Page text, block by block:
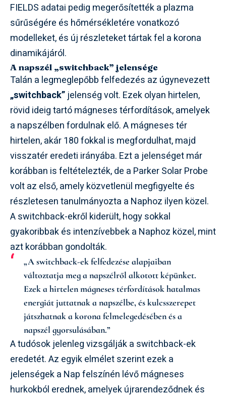
FIELDS adatai pedig megerősítették a plazma
sűrűségére és hőmérsékletére vonatkozó
modelleket, és új részleteket tártak fel a korona
dinamikájáról.
A napszél „switchback” jelensége
Talán a legmeglepőbb felfedezés az úgynevezett
„switchback” jelenség volt. Ezek olyan hirtelen,
rövid ideig tartó mágneses térfordítások, amelyek
a napszélben fordulnak elő. A mágneses tér
hirtelen, akár 180 fokkal is megfordulhat, majd
visszatér eredeti irányába. Ezt a jelenséget már
korábban is feltételezték, de a Parker Solar Probe
volt az első, amely közvetlenül megfigyelte és
részletesen tanulmányozta a Naphoz ilyen közel.
A switchback-ekről kiderült, hogy sokkal
gyakoribbak és intenzívebbek a Naphoz közel, mint
azt korábban gondolták.
„A switchback-ek felfedezése alapjaiban
változtatja meg a napszélről alkotott képünket.
Ezek a hirtelen mágneses térfordítások hatalmas
energiát juttatnak a napszélbe, és kulcsszerepet
játszhatnak a korona felmelegedésében és a
napszél gyorsulásában.”
A tudósok jelenleg vizsgálják a switchback-ek
eredetét. Az egyik elmélet szerint ezek a
jelenségek a Nap felszínén lévő mágneses
hurkokból erednek, amelyek újrarendeződnek és